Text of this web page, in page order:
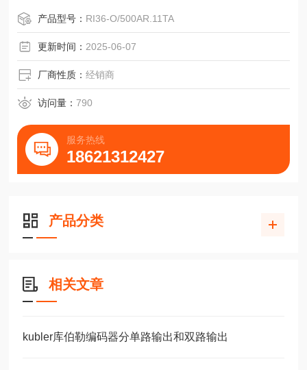
·高防护级别IP55或IP56。
·可安装第二个延伸轴。
·能提供与测速发电机和超速开关相组合系统。
·抵抗瞬时短路。
·不受极限制。
·不受外部脉冲的影响，通过EMI认证。
FGH4
产品型号： RI36-O/500AR.11TA
更新时间： 2025-06-07
厂商性质：经销商
访问量：790
服务热线
18621312427
产品分类
相关文章
kubler库伯勒编码器分单路输出和双路输出